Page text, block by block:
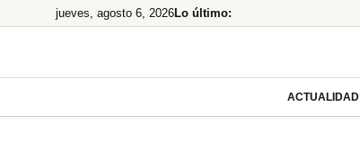
al
jueves, agosto 6, 2026Lo último:
ACTUALIDAD